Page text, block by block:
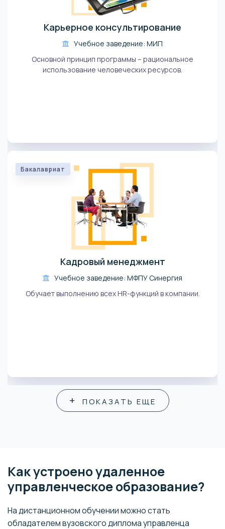
Карьерное консультирование
Учебное заведение: МИП
Основной принцип программы – рациональное
использование человеческих ресурсов.
Бакалавриат
Кадровый менеджмент
Учебное заведение: МФПУ Синергия
Обучает выполнению всех HR-функций в компании.
+ ПОКАЗАТЬ ЕЩЕ
Как устроено удаленное
управленческое образование?
На дистанционном обучении можно стать
обладателем вузовского диплома управленца